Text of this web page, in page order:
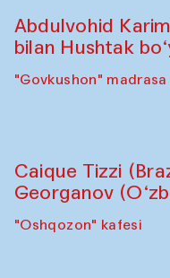
Abdulvohid
bilan Hushtak
"Govkushon" madrasa